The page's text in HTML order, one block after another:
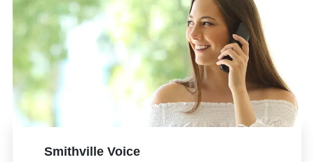
Smithville Voice